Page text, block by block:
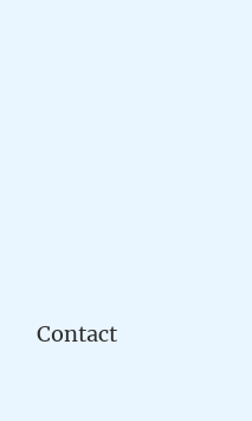
Contact